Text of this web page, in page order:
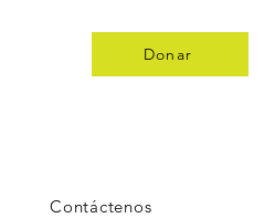
Donar
Contáctenos